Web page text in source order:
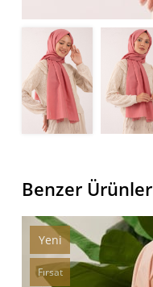
Benzer Ürünler
Yeni
Ürün
Fırsat